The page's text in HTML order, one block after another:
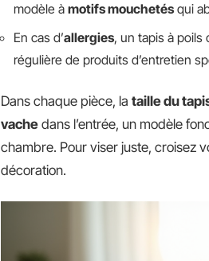
modèle à motifs mouchetés qui
En cas d’allergies, un tapis à poils
régulière de produits d’entretien
Dans chaque pièce, la taille du
vache dans l’entrée, un modèle
chambre. Pour viser juste, croisez
décoration.